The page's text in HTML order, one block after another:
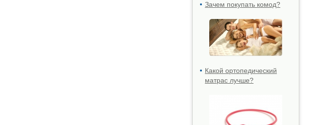
Зачем покупать комод?
Какой ортопедический
матрас лучше?